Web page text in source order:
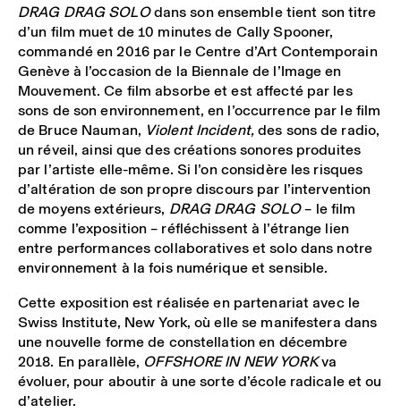
DRAG DRAG SOLOdans son ensemble tient son titre
d’un film muet de 10 minutes de Cally Spooner,
commandé en 2016 par le Centre d’Art Contemporain
Genève à l’occasion de la Biennale de l’Image en
Mouvement. Ce film absorbe et est affecté par les
sons de son environnement, en l’occurrence par le film
de Bruce Nauman, Violent Incident,des sons de radio,
un réveil, ainsi que des créations sonores produites
par l’artiste elle-même. Si l’on considère les risques
d’altération de son propre discours par l’intervention
de moyens extérieurs, DRAG DRAG SOLO– le film
comme l’exposition – réfléchissent à l’étrange lien
entre performances collaboratives et solo dans notre
environnement à la fois numérique et sensible.
Cette exposition est réalisée en partenariat avec le
Swiss Institute, New York, où elle se manifestera dans
une nouvelle forme de constellation en décembre
2018. En parallèle, OFFSHORE IN NEW YORKva
évoluer, pour aboutir à une sorte d’école radicale et ou
d’atelier.